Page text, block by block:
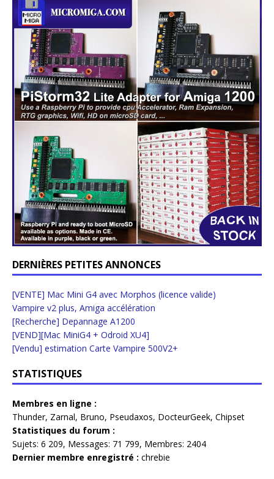
DERNIÈRES PETITES ANNONCES
[VENTE] Mac Mini G4 avec Morphos (licence valide)
Vampire v2 plus, Amiga accélération
[Recherche] Depannage A1200
[VEND][Mac MiniG4 + Odroid XU4]
[Vendu] estimation Carte Vampire 500V2+
STATISTIQUES
Membres en ligne :
Thunder, Zarnal, Bruno, Pseudaxos, DocteurGeek, Chipset
Statistiques du forum :
Sujets: 6 209, Messages: 71 799, Membres: 2404
Dernier membre enregistré : chrebie